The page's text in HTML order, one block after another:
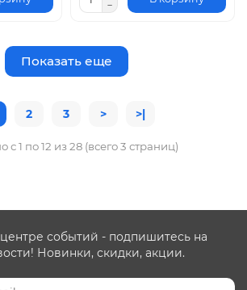
Показать еще
2 3 > >|
с 1 по 12 из 28 (всего 3 страниц)
центре событий - подпишитесь на
Новинки, скидки, акции.